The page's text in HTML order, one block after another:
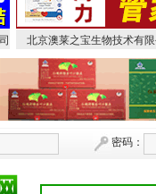
北京澳莱之宝生物技术有限
密码：